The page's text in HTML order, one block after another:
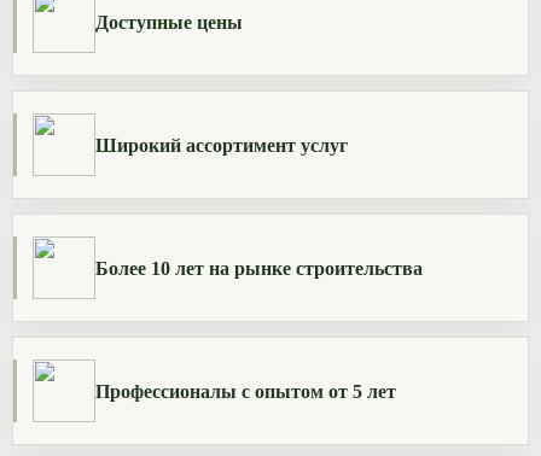
Доступные цены
Широкий ассортимент услуг
Более 10 лет на рынке строительства
Профессионалы с опытом от 5 лет